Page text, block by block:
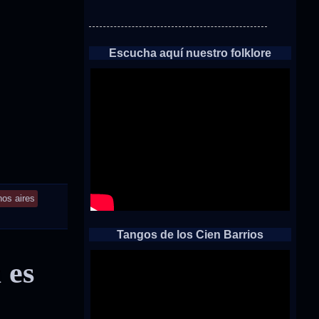
aires
Escucha aquí nuestro folklore
Tangos de los Cien Barrios